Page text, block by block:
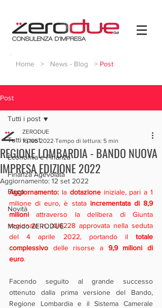
Home > News - Blog > Post
Post
Tutti i post
Economia e Finanza
Finanza Agevolata
Fisco
Novità
Mondo ZERODUE
Tutti i post
REGIONE LOMBARDIA - BANDO NUOVA
IMPRESA EDIZIONE 2022
ZERODUE
16 feb 2022 Tempo di lettura: 5 min
Aggiornamento: 12 set 2022
Aggiornamento: la dotazione iniziale, pari a 1
milione di euro, è stata incrementata di 8,9
milioni attraverso la delibera di Giunta
regionale n. XI/6228 approvata nella seduta
del 4 aprile 2022, portando il totale
complessivo delle risorse a 9,9 milioni di
euro.
Facendo seguito al grande successo
ottenuto dalla prima versione del Bando,
Regione Lombardia e il Sistema Camerale